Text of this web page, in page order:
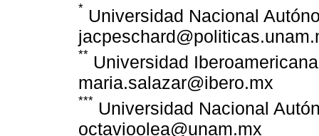
* Universidad Nacional
** Universidad
maria.salazar@ibero.mx
*** Universidad Nacional
octavioolea@unam.mx